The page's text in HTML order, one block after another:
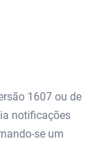
1607 ou de
notificações
se um